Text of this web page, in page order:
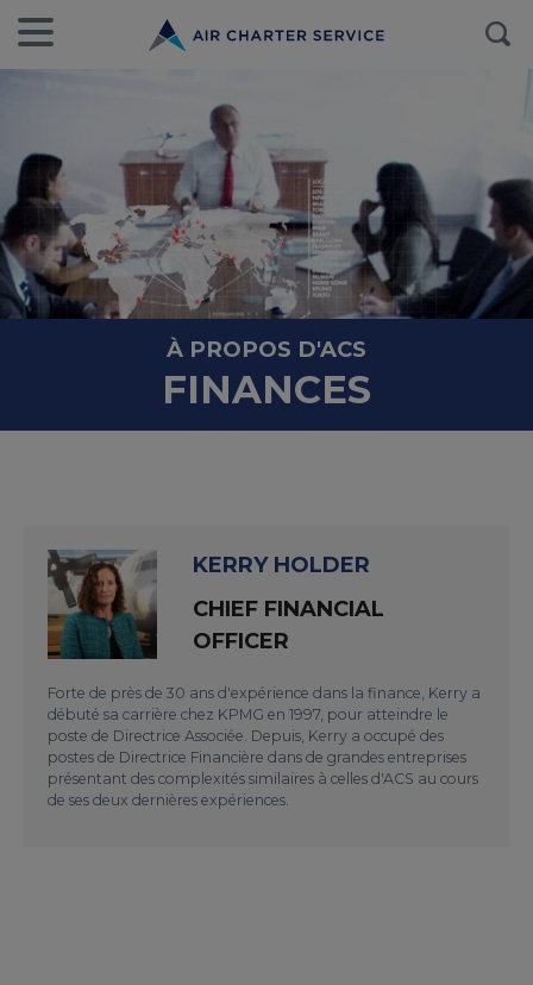
À PROPOS D'ACS
FINANCES
KERRY HOLDER
CHIEF FINANCIAL
OFFICER
Forte de près de 30 ans d'expérience dans la finance, Kerry a
débuté sa carrière chez KPMG en 1997, pour atteindre le
poste de Directrice Associée. Depuis, Kerry a occupé des
postes de Directrice Financière dans de grandes entreprises
présentant des complexités similaires à celles d'ACS au cours
de ses deux dernières expériences.